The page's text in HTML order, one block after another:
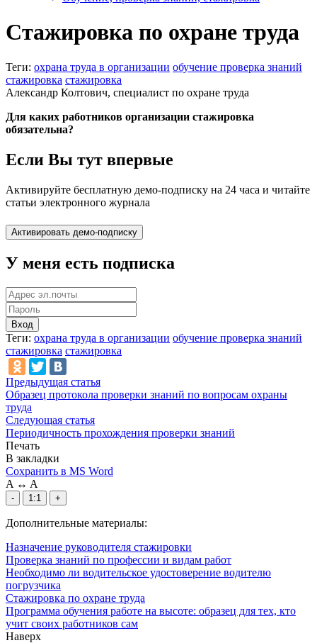
Стажировка по охране труда
Теги: охрана труда в организации обучение проверка знаний
стажировка стажировка
Александр Колтович, специалист по охране труда
Для каких работников организации стажировка
обязательна?
Если Вы тут впервые
Активируйте бесплатную демо-подписку на 24 часа и читайте
статьи электронного журнала
У меня есть подписка
Вход
Теги: охрана труда в организации обучение проверка знаний
стажировка стажировка
Предыдущая статья
Образец протокола проверки знаний по вопросам охраны
труда
Следующая статья
Периодичность прохождения проверки знаний
Печать
В закладки
Сохранить в MS Word
A ↔ A
- 1:1 +
Дополнительные материалы:
Назначение руководителя стажировки
Проверка знаний по профессии и видам работ
Необходимо ли водительское удостоверение водителю
погрузчика
Стажировка по охране труда
Программа обучения работе на высоте: образец для тех, кто
учит своих работников сам
Наверх